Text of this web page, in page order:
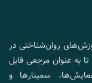
روان‌شناختی در
به عنوان مرجعی قابل
سمینارها و